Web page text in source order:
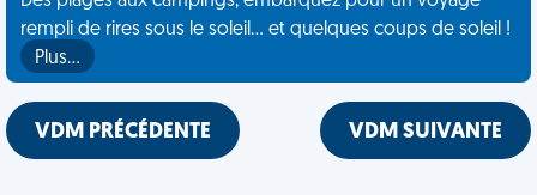
rempli de rires sous le soleil... et quelques coups de soleil !
Plus…
VDM PRÉCÉDENTE VDM SUIVANTE